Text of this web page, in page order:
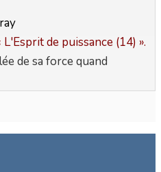
L'Esprit de puissance (14) ».
de sa force quand